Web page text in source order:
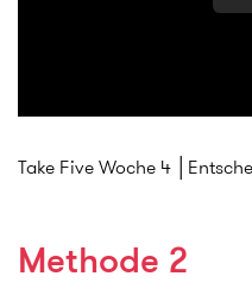
Take Five Woche 4
Methode 2